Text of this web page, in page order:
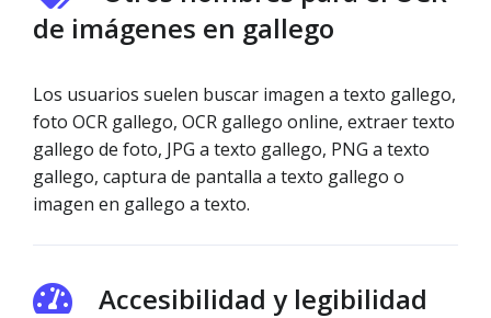
de imágenes en gallego
Los usuarios suelen buscar imagen a texto gallego,
foto OCR gallego, OCR gallego online, extraer texto
gallego de foto, JPG a texto gallego, PNG a texto
gallego, captura de pantalla a texto gallego o
imagen en gallego a texto.
Accesibilidad y legibilidad